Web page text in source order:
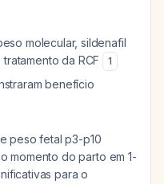
molecular, sildenafil
da RCF
1
benefício
peso fetal p3-p10
momento do parto em 1-
para o